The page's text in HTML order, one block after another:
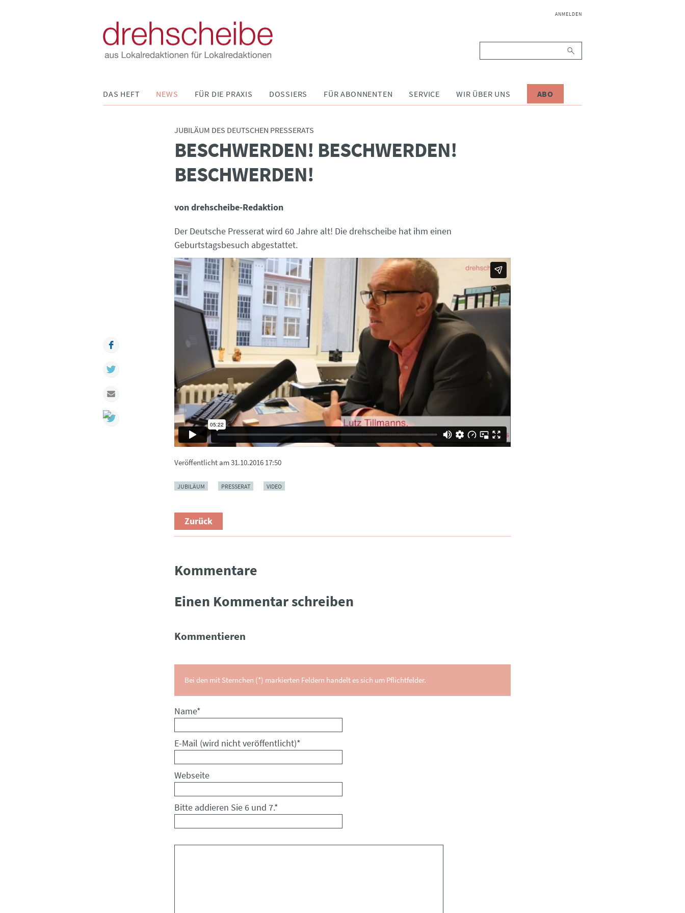
NAVIGATION
ANMELDEN
DAS HEFT NEWS FÜR DIE PRAXIS DOSSIERS FÜR ABONNENTEN SERVICE WIR ÜBER UNS ABO
JUBILÄUM DES DEUTSCHEN PRESSERATS
BESCHWERDEN! BESCHWERDEN!
BESCHWERDEN!
von drehscheibe-Redaktion
Der Deutsche Presserat wird 60 Jahre alt! Die drehscheibe hat ihm einen
Geburtstagsbesuch abgestattet.
Veröffentlicht am31.10.2016 17:50
JUBILÄUM PRESSERAT VIDEO
Zurück
Kommentare
Einen Kommentar schreiben
Kommentieren
Bei den mit Sternchen (*) markierten Feldern handelt es sich um Pflichtfelder.
Pflichtfeld
Name*
Pflichtfeld
E-Mail (wird nicht veröffentlicht)*
Webseite
Bitte addieren Sie 6 und 7.*